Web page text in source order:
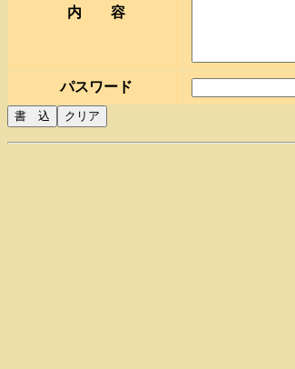
内 容
パスワード